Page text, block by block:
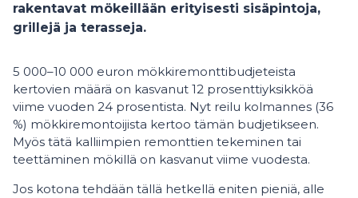
rakentavat mökeillään erityisesti sisäpintoja,
grillejä ja terasseja.
5 000–10 000 euron mökkiremonttibudjeteista
kertovien määrä on kasvanut 12 prosenttiyksikköä
viime vuoden 24 prosentista. Nyt reilu kolmannes (36
%) mökkiremontoijista kertoo tämän budjetikseen.
Myös tätä kalliimpien remonttien tekeminen tai
teettäminen mökillä on kasvanut viime vuodesta.
Jos kotona tehdään tällä hetkellä eniten pieniä, alle